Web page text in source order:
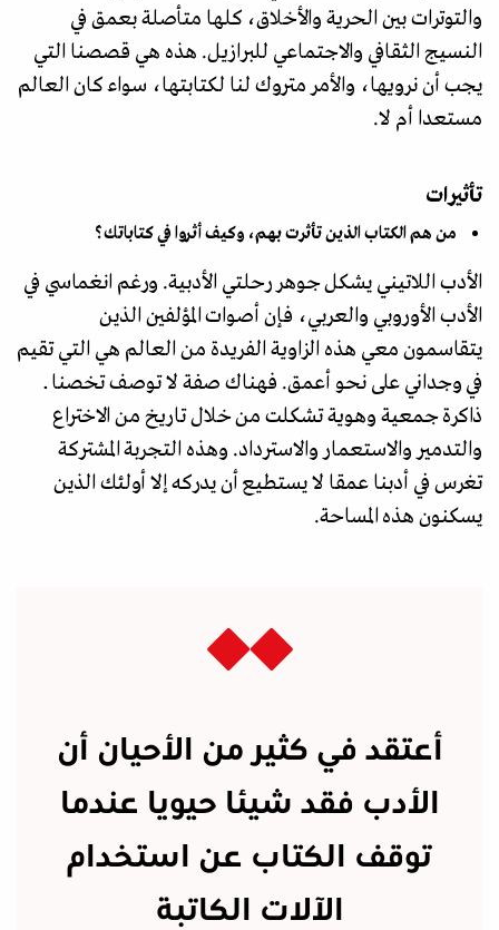
والتوترات بين الحرية والأخلاق، كلها متأصلة بعمق في
النسيج الثقافي والاجتماعي للبرازيل. هذه هي قصصنا التي
يجب أن نرويها، والأمر متروك لنا لكتابتها، سواء كان العالم
مستعدا أم لا.
تأثيرات
من هم الكتاب الذين تأثرت بهم، وكيف أثروا في كتاباتك؟
الأدب اللاتيني يشكل جوهر رحلتي الأدبية. ورغم انغماسي في
الأدب الأوروبي والعربي، فإن أصوات المؤلفين الذين
يتقاسمون معي هذه الزاوية الفريدة من العالم هي التي تقيم
في وجداني على نحو أعمق. فهناك صفة لا توصف تخصنا ــ
ذاكرة جمعية وهوية تشكلت من خلال تاريخ من الاختراع
والتدمير والاستعمار والاسترداد. وهذه التجربة المشتركة
تغرس في أدبنا عمقا لا يستطيع أن يدركه إلا أولئك الذين
يسكنون هذه المساحة.
أعتقد في كثير من الأحيان أن
الأدب فقد شيئا حيويا عندما
توقف الكتاب عن استخدام
الآلات الكاتبة